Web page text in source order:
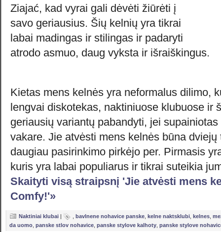
Ziajać, kad vyrai gali dėvėti žiūrėti į
savo geriausius. Šių kelnių yra tikrai
labai madingas ir stilingas ir padaryti
atrodo asmuo, daug vyksta ir išraiškingus.
Kietas mens kelnės yra neformalus dilimo,
lengvai diskotekas, naktiniuose klubuose ir
geriausių variantų pabandyti, jei
vakare. Jie atvėsti mens kelnės būna
daugiau pasirinkimo pirkėjo per. Pirmasis
kuris yra labai populiarus ir tikrai suteikia
Skaityti visą straipsnį 'Jie atvėsti mens
Comfy!'»
Naktiniai klubai | bavlnene nohavice panske kelne naktsklubi kelnes
da uomo panske stlov nohavice panske stylove kalhoty panske stylove